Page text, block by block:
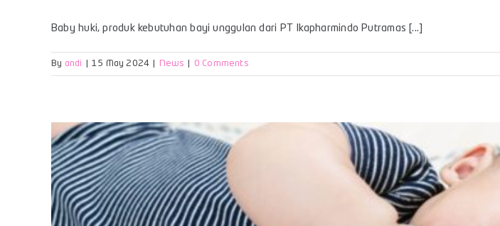
Baby huki, produk kebutuhan bayi unggulan dari PT Ikapharmindo Putramas [...]
By andi 15 May 2024 News 0 Comments